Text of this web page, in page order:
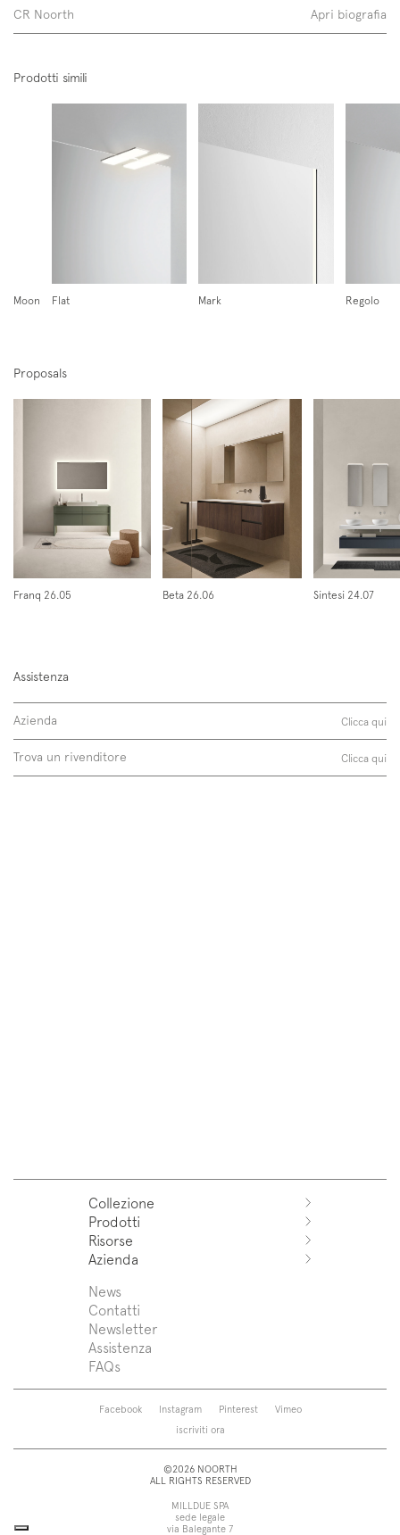
Follow us on
Instagram
Facebook
CR Noorth Apri biografia
Scopri di più
Prodotti simili
Moon Flat Mark Regolo
Proposals
Franq 26.05 Beta 26.06 Sintesi 24.07
Assistenza
Azienda Clicca qui
Trova un rivenditore Clicca qui
Collezione
Azuco
Azuma
Fjord
Puro
Sintesi
Zenit
Franq
Beta
Caba
Roma
Saba
Vedi tutti
Prodotti
Sistemi
Lavabi
Top lavabo
Vasche
Piatti doccia
Rubinetti
Sanitari
Specchiere
Lampade
Pensili e colonne
Risorse
Trova un rivenditore
Assistenza
Azienda
News
Press
Designers
Chi siamo
News
Contatti
Newsletter
Assistenza
FAQs
Facebook Instagram Pinterest
Vimeo
iscriviti ora
©2026 NOORTH
ALL RIGHTS RESERVED
MILLDUE SPA
sede legale
via Balegante 7